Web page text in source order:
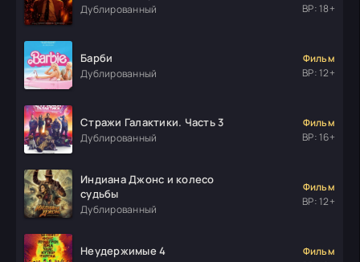
Дублированный
ВР: 18+
Барби
Дублированный
Фильм
ВР: 12+
Стражи Галактики. Часть 3
Дублированный
Фильм
ВР: 16+
Индиана Джонс и колесо
судьбы
Дублированный
Фильм
ВР: 12+
Неудержимые 4
Фильм